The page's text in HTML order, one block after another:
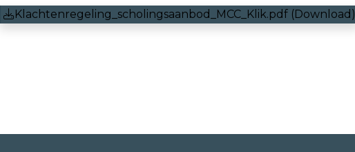
Klachtenregeling_scholingsaanbod_MCC_Klik.pdf (Download)